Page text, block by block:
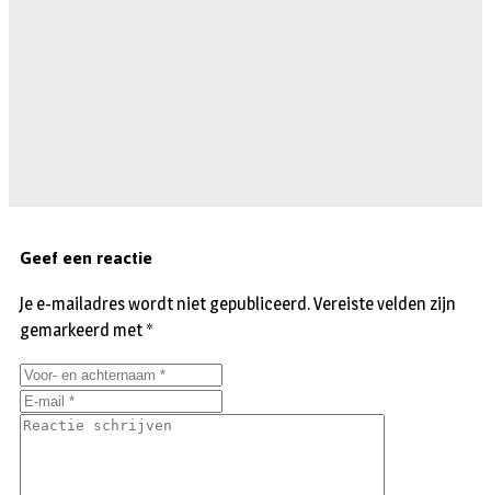
Geef een reactie
Je e-mailadres wordt niet gepubliceerd.Vereiste velden zijn
gemarkeerd met *